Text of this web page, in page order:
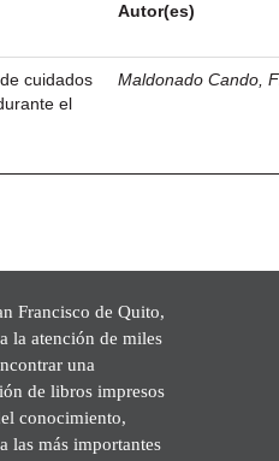
Autor(es)
cuidados
el
Maldonado Cando,
Francisco de Quito,
la atención de miles
una
de libros impresos
conocimiento,
las más importantes